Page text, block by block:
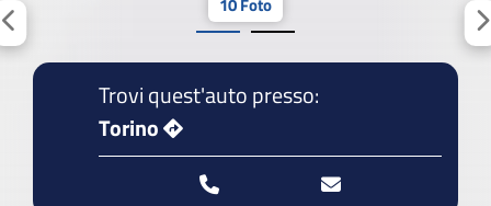
Trovi quest'auto presso:
Torino